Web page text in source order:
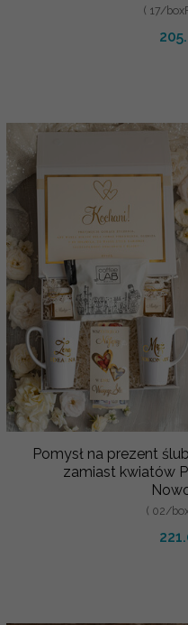
( 17/
Pomysł na prezent
zamiast kwiatów
( 02/